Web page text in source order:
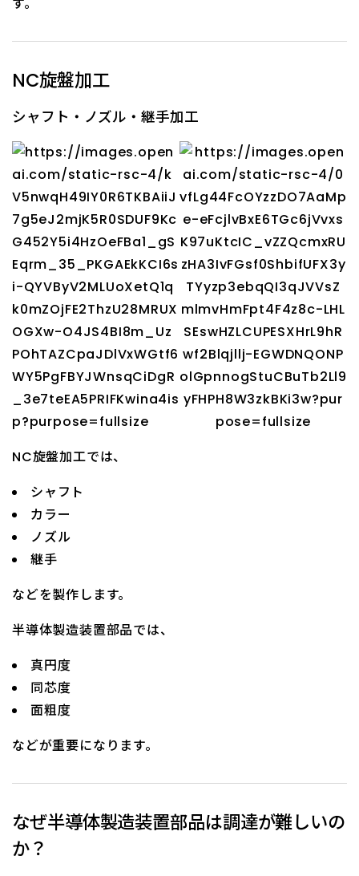
す。
NC旋盤加工
シャフト・ノズル・継手加工
NC旋盤加工では、
シャフト
カラー
ノズル
継手
などを製作します。
半導体製造装置部品では、
真円度
同芯度
面粗度
などが重要になります。
なぜ半導体製造装置部品は調達が難しいの
か？